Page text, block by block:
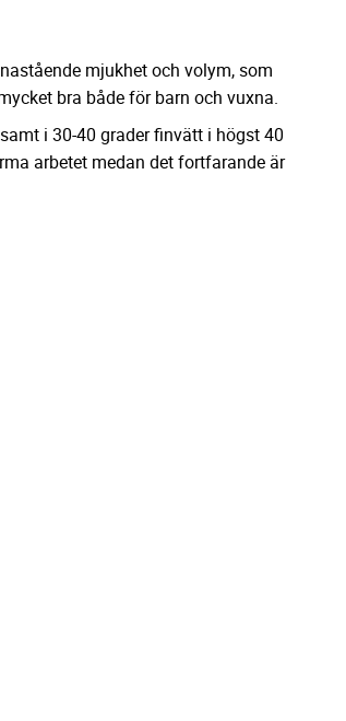
mjukhet och volym, som
bra både för barn och vuxna.
i 30-40 grader finvätt i högst 40
arbetet medan det fortfarande är